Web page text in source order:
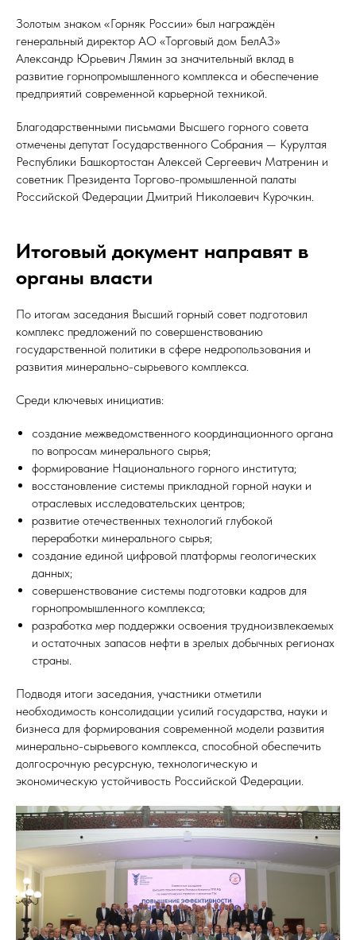
Золотым знаком «Горняк России» был награждён
генеральный директор АО «Торговый дом БелАЗ»
Александр Юрьевич Лямин за значительный вклад в
развитие горнопромышленного комплекса и обеспечение
предприятий современной карьерной техникой.
Благодарственными письмами Высшего горного совета
отмечены депутат Государственного Собрания — Курултая
Республики Башкортостан Алексей Сергеевич Матренин и
советник Президента Торгово-промышленной палаты
Российской Федерации Дмитрий Николаевич Курочкин.
Итоговый документ направят в
органы власти
По итогам заседания Высший горный совет подготовил
комплекс предложений по совершенствованию
государственной политики в сфере недропользования и
развития минерально-сырьевого комплекса.
Среди ключевых инициатив:
создание межведомственного координационного органа
по вопросам минерального сырья;
формирование Национального горного института;
восстановление системы прикладной горной науки и
отраслевых исследовательских центров;
развитие отечественных технологий глубокой
переработки минерального сырья;
создание единой цифровой платформы геологических
данных;
совершенствование системы подготовки кадров для
горнопромышленного комплекса;
разработка мер поддержки освоения трудноизвлекаемых
и остаточных запасов нефти в зрелых добычных регионах
страны.
Подводя итоги заседания, участники отметили
необходимость консолидации усилий государства, науки и
бизнеса для формирования современной модели развития
минерально-сырьевого комплекса, способной обеспечить
долгосрочную ресурсную, технологическую и
экономическую устойчивость Российской Федерации.